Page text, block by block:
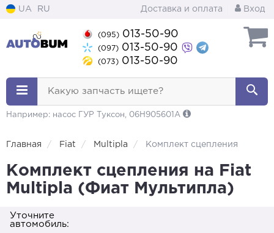
UA RU Доставка и оплата Вход
(095) 013-50-90
(097) 013-50-90
(073) 013-50-90
Какую запчасть ищете?
Например: насос ГУР Туксон, 06H905601A
Главная Fiat Multipla Комплект сцепления
Комплект сцепления на Fiat
Multipla (Фиат Мультипла)
Уточните
автомобиль: